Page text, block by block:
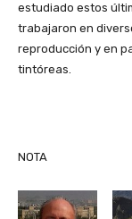
estudiado estos
trabajaron en
reproducción y en
tintóreas.
NOTA